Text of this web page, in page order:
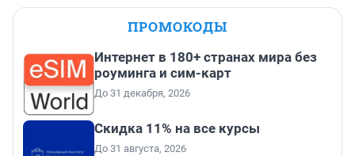
ПРОМОКОДЫ
Интернет в 180+ странах мира без
роуминга и сим-карт
До 31 декабря, 2026
Скидка 11% на все курсы
До 31 августа, 2026